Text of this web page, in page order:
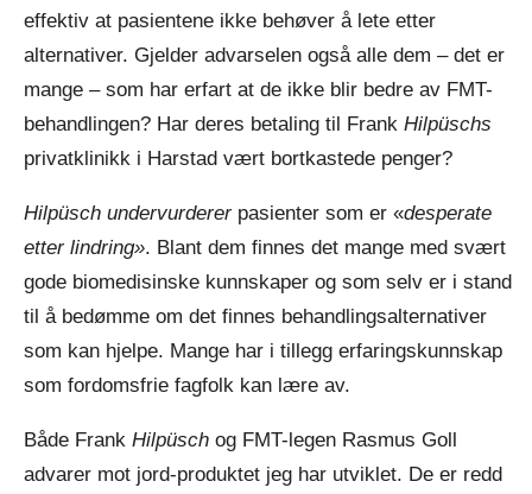
effektiv at pasientene ikke behøver å lete etter
alternativer. Gjelder advarselen også alle dem – det er
mange – som har erfart at de ikke blir bedre av FMT-
behandlingen? Har deres betaling til Frank Hilpüschs
privatklinikk i Harstad vært bortkastede penger?
Hilpüsch undervurderer pasienter som er «desperate
etter lindring». Blant dem finnes det mange med svært
gode biomedisinske kunnskaper og som selv er i stand
til å bedømme om det finnes behandlingsalternativer
som kan hjelpe. Mange har i tillegg erfaringskunnskap
som fordomsfrie fagfolk kan lære av.
Både Frank Hilpüsch og FMT-legen Rasmus Goll
advarer mot jord-produktet jeg har utviklet. De er redd